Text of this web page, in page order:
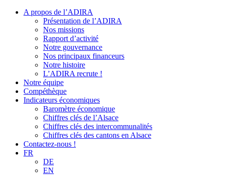
A propos de l’ADIRA
Présentation de l’ADIRA
Nos missions
Rapport d’activité
Notre gouvernance
Nos principaux financeurs
Notre histoire
L’ADIRA recrute !
Notre équipe
Compéthèque
Indicateurs économiques
Baromètre économique
Chiffres clés de l’Alsace
Chiffres clés des intercommunalités
Chiffres clés des cantons en Alsace
Contactez-nous !
FR
DE
EN